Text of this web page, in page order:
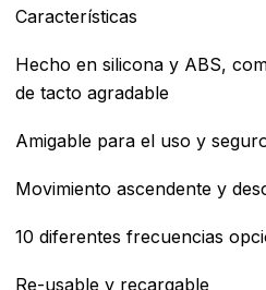
Características
Hecho en silicona y ABS,
de tacto agradable
Amigable para el uso y
Movimiento ascendente y
10 diferentes frecuencias
Re-usable y recargable